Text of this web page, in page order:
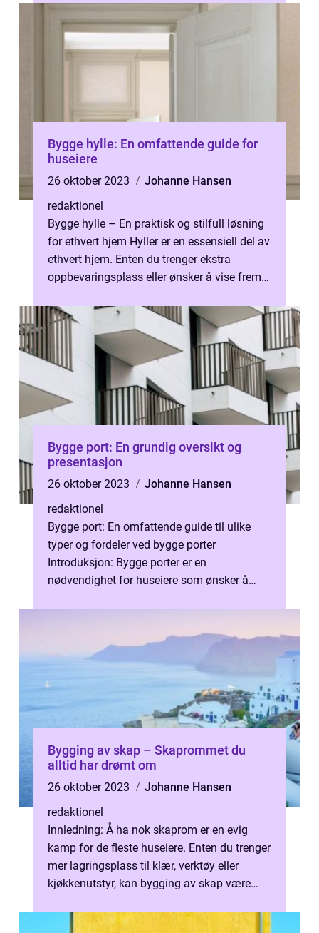
Bygge hylle: En omfattende guide for
huseiere
26 oktober 2023
Johanne Hansen
redaktionel
Bygge hylle – En praktisk og stilfull løsning
for ethvert hjem Hyller er en essensiell del av
ethvert hjem. Enten du trenger ekstra
oppbevaringsplass eller ønsker å vise frem
Bygge port: En grundig oversikt og
presentasjon
26 oktober 2023
Johanne Hansen
redaktionel
Bygge port: En omfattende guide til ulike
typer og fordeler ved bygge porter
Introduksjon: Bygge porter er en
nødvendighet for huseiere som ønsker å
Bygging av skap – Skaprommet du
alltid har drømt om
26 oktober 2023
Johanne Hansen
redaktionel
Innledning: Å ha nok skaprom er en evig
kamp for de fleste huseiere. Enten du trenger
mer lagringsplass til klær, verktøy eller
kjøkkenutstyr, kan bygging av skap være